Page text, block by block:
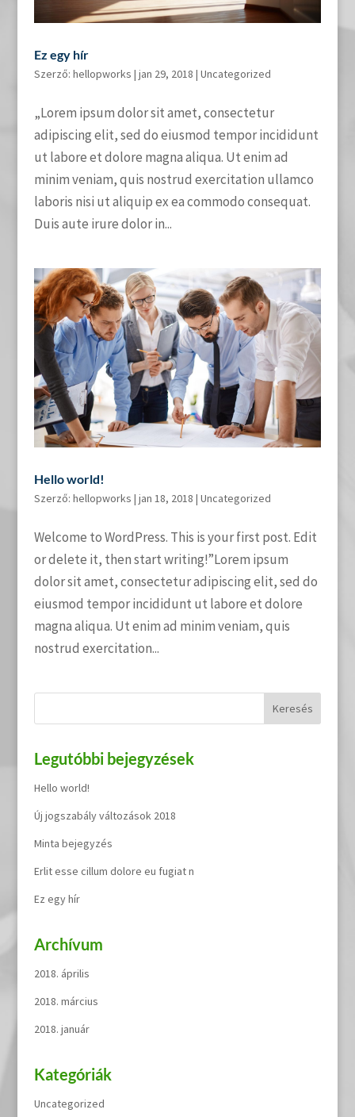
Ez egy hír
Szerző: hellopworks | jan 29, 2018 | Uncategorized
„Lorem ipsum dolor sit amet, consectetur
adipiscing elit, sed do eiusmod tempor incididunt
ut labore et dolore magna aliqua. Ut enim ad
minim veniam, quis nostrud exercitation ullamco
laboris nisi ut aliquip ex ea commodo consequat.
Duis aute irure dolor in...
Hello world!
Szerző: hellopworks | jan 18, 2018 | Uncategorized
Welcome to WordPress. This is your first post. Edit
or delete it, then start writing!”Lorem ipsum
dolor sit amet, consectetur adipiscing elit, sed do
eiusmod tempor incididunt ut labore et dolore
magna aliqua. Ut enim ad minim veniam, quis
nostrud exercitation...
Legutóbbi bejegyzések
Hello world!
Új jogszabály változások 2018
Minta bejegyzés
Erlit esse cillum dolore eu fugiat n
Ez egy hír
Archívum
2018. április
2018. március
2018. január
Kategóriák
Uncategorized